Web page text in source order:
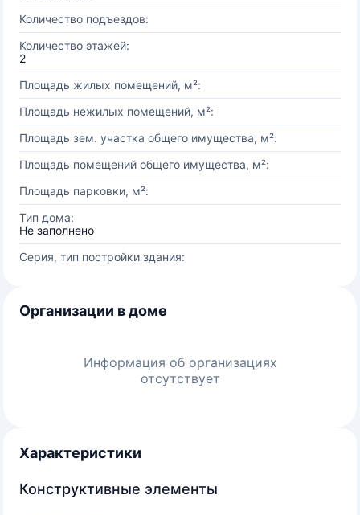
Количество подъездов:
Количество этажей:
2
Площадь жилых помещений, м²:
Площадь нежилых помещений, м²:
Площадь зем. участка общего имущества, м²:
Площадь помещений общего имущества, м²:
Площадь парковки, м²:
Тип дома:
Не заполнено
Серия, тип постройки здания:
Организации в доме
Информация об организациях
отсутствует
Характеристики
Конструктивные элементы